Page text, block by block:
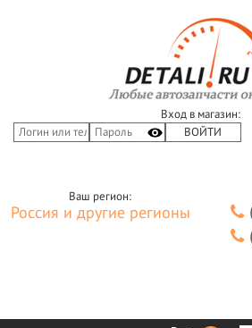
Вход в магазин:
Ваш регион:
Россия и другие регионы